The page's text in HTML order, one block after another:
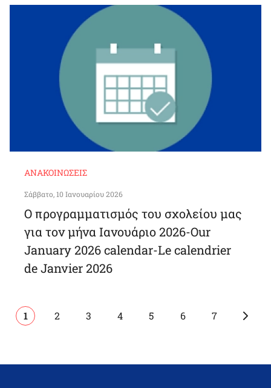
ΑΝΑΚΟΙΝΏΣΕΙΣ
Σάββατο, 10 Ιανουαρίου 2026
Ο προγραμματισμός του σχολείου μας
για τον μήνα Ιανουάριο 2026-Our
January 2026 calendar-Le calendrier
de Janvier 2026
PaginationCurrent
page
1 Page
2 Page
3 Page
4 Page
5 Page
6 Page
7